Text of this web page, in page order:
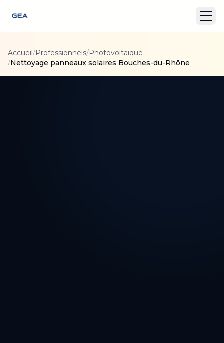
Accueil/Professionnels/Photovoltaïque
/Nettoyage panneaux solaires Bouches-du-Rhône